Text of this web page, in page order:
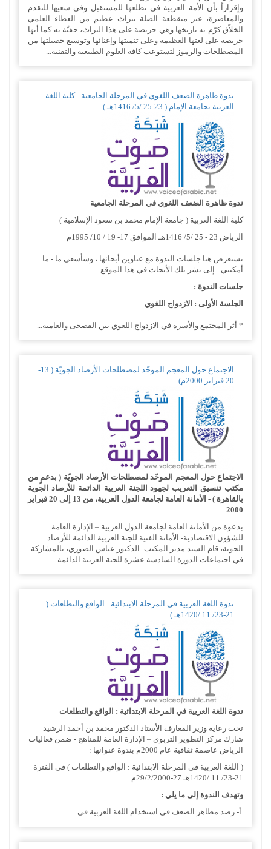
وإقراراً بأن الأمة العربية في تطلعها للمستقبل وفي سعيها للتقدم
والمعاصرة، غير منقطعة الصلة بتراث عظيم من العطاء العلمي
الخلاّق كرّم به تاريخها وهي حريصة على هذا التراث، حفيّة به كما أنها
حريصة على لغتها العظيمة وعلى تنميتها وإغنائها وتوسيع حصيلتها من
المصطلحات والرموز لتستوعب كافة العلوم الطبيعية والتقنية...
ندوة ظاهرة الضعف اللغوي في المرحلة الجامعية - كلية اللغة
العربية بجامعة الإمام ( 23-25 /5/ 1416هـ )
ندوة ظاهرة الضعف اللغوي في المرحلة الجامعية
كلية اللغة العربية ( جامعة الإمام محمد بن سعود الإسلامية )
الرياض 23 - 25 /5/ 1416هـ الموافق 17- 19 / 10/ 1995م
نستعرض هنا جلسات الندوة مع عناوين أبحاثها ، وسأسعى ما - ما
أمكنني - إلى نشر تلك الأبحاث في هذا الموقع :
جلسات الندوة :
الجلسة الأولى : الازدواج اللغوي
* أثر المجتمع والأسرة في الازدواج اللغوي بين الفصحى والعامية...
الاجتماع حول المعجم الموحّد لمصطلحات الأرصاد الجويّة ( 13-
20 فبراير 2000م)
الاجتماع حول المعجم الموحّد لمصطلحات الأرصاد الجويّة ( بدعمٍ من
مكتب تنسيق التعريب لجهود اللجنة العربية الدائمة للأرصاد الجوية
بالقاهرة ) - الأمانة العامة لجامعة الدول العربية، من 13 إلى 20 فبراير
2000
بدعوة من الأمانة العامة لجامعة الدول العربية – الإدارة العامة
للشؤون الاقتصادية- الأمانة الفنية للجنة العربية الدائمة للأرصاد
الجوية، قام السيد مدير المكتب- الدكتور عباس الصوري، بالمشاركة
في اجتماعات الدورة السادسة عشرة للجنة العربية الدائمة...
ندوة اللغة العربية في المرحلة الابتدائية : الواقع والتطلعات (
21-23/ 11 /1420هـ )
ندوة اللغة العربية في المرحلة الابتدائية : الواقع والتطلعات
تحت رعاية وزير المعارف الأستاذ الدكتور محمد بن أحمد الرشيد
شارك مركز التطوير التربوي – الإدارة العامة للمناهج - ضمن فعاليات
الرياض عاصمة ثقافية عام 2000م بندوة عنوانها :
( اللغة العربية في المرحلة الابتدائية : الواقع والتطلعات ) في الفترة
21-23/ 11 /1420هـ 27-29/2/2000م
وتهدف الندوة إلى ما يلي :
‌ أ- رصد مظاهر الضعف في استخدام اللغة العربية في...